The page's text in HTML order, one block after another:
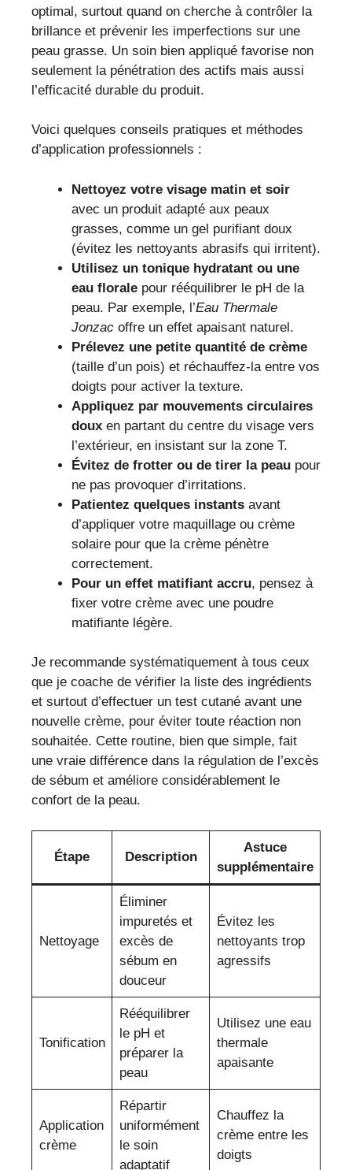
optimal, surtout quand on cherche à contrôler la
brillance et prévenir les imperfections sur une
peau grasse. Un soin bien appliqué favorise non
seulement la pénétration des actifs mais aussi
l’efficacité durable du produit.
Voici quelques conseils pratiques et méthodes
d’application professionnels :
Nettoyez votre visage matin et soir
avec un produit adapté aux peaux
grasses, comme un gel purifiant doux
(évitez les nettoyants abrasifs qui irritent).
Utilisez un tonique hydratant ou une
eau florale pour rééquilibrer le pH de la
peau. Par exemple, l’Eau Thermale
Jonzac offre un effet apaisant naturel.
Prélevez une petite quantité de crème
(taille d’un pois) et réchauffez-la entre vos
doigts pour activer la texture.
Appliquez par mouvements circulaires
doux en partant du centre du visage vers
l’extérieur, en insistant sur la zone T.
Évitez de frotter ou de tirer la peau pour
ne pas provoquer d’irritations.
Patientez quelques instants avant
d’appliquer votre maquillage ou crème
solaire pour que la crème pénètre
correctement.
Pour un effet matifiant accru, pensez à
fixer votre crème avec une poudre
matifiante légère.
Je recommande systématiquement à tous ceux
que je coache de vérifier la liste des ingrédients
et surtout d’effectuer un test cutané avant une
nouvelle crème, pour éviter toute réaction non
souhaitée. Cette routine, bien que simple, fait
une vraie différence dans la régulation de l’excès
de sébum et améliore considérablement le
confort de la peau.
Étape Description
Astuce
supplémentaire
Nettoyage
Éliminer
impuretés et
excès de
sébum en
douceur
Évitez les
nettoyants trop
agressifs
Tonification
Rééquilibrer
le pH et
préparer la
peau
Utilisez une eau
thermale
apaisante
Application
crème
Répartir
uniformément
le soin
adaptatif
Chauffez la
crème entre les
doigts